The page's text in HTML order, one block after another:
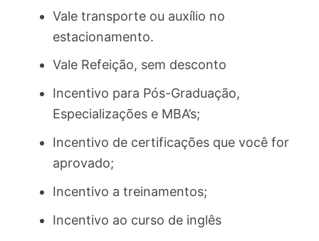
Vale transporte ou auxílio no
estacionamento.
Vale Refeição, sem desconto
Incentivo para Pós-Graduação,
Especializações e MBA’s;
Incentivo de certificações que você for
aprovado;
Incentivo a treinamentos;
Incentivo ao curso de inglês